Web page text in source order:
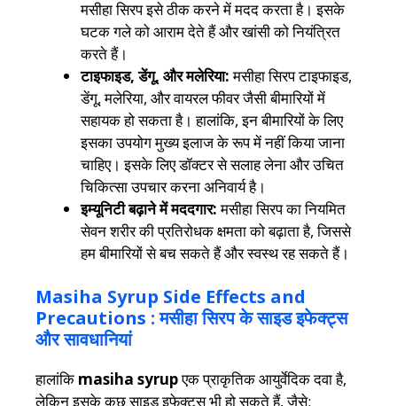
मसीहा सिरप इसे ठीक करने में मदद करता है। इसके
घटक गले को आराम देते हैं और खांसी को नियंत्रित
करते हैं।
टाइफाइड, डेंगू, और मलेरिया:मसीहा सिरप टाइफाइड,
डेंगू, मलेरिया, और वायरल फीवर जैसी बीमारियों में
सहायक हो सकता है। हालांकि, इन बीमारियों के लिए
इसका उपयोग मुख्य इलाज के रूप में नहीं किया जाना
चाहिए। इसके लिए डॉक्टर से सलाह लेना और उचित
चिकित्सा उपचार करना अनिवार्य है।
इम्यूनिटी बढ़ाने में मददगार:मसीहा सिरप का नियमित
सेवन शरीर की प्रतिरोधक क्षमता को बढ़ाता है, जिससे
हम बीमारियों से बच सकते हैं और स्वस्थ रह सकते हैं।
Masiha Syrup Side Effects and
Precautions : मसीहा सिरप के साइड इफेक्ट्स
और सावधानियां
हालांकि masiha syrupएक प्राकृतिक आयुर्वेदिक दवा है,
लेकिन इसके कुछ साइड इफेक्ट्स भी हो सकते हैं, जैसे: